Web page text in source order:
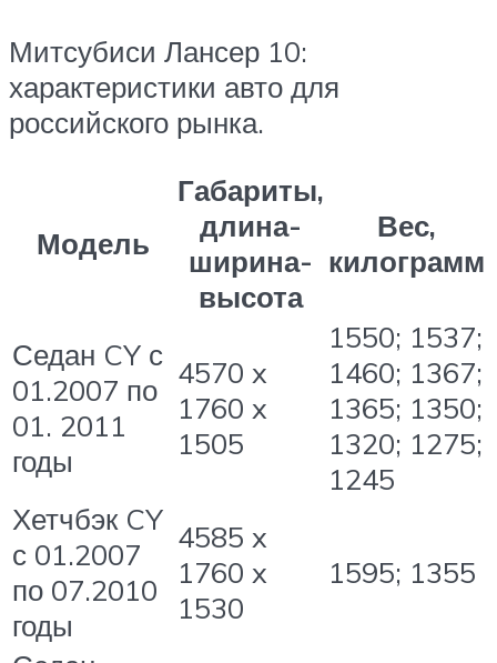
Митсубиси Лансер 10:
характеристики авто для
российского рынка.
Модель
Габариты,
длина-
ширина-
высота
Вес,
килограмм
Седан CY с
01.2007 по
01. 2011
годы
4570 x
1760 x
1505
1550; 1537;
1460; 1367;
1365; 1350;
1320; 1275;
1245
Хетчбэк CY
с 01.2007
по 07.2010
годы
4585 x
1760 x
1530
1595; 1355